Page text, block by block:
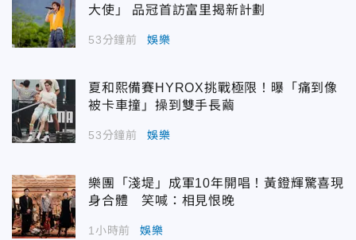
大使」 品冠首訪富里揭新計劃
53分鐘前 娛樂
夏和熙備賽HYROX挑戰極限！曝「痛到像
被卡車撞」操到雙手長繭
53分鐘前 娛樂
樂團「淺堤」成軍10年開唱！黃鐙輝驚喜現
身合體 笑喊：相見恨晚
1小時前 娛樂